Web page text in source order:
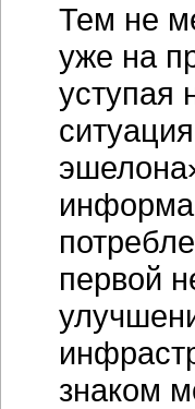
Тем не
уже на
уступая
первой
знаком